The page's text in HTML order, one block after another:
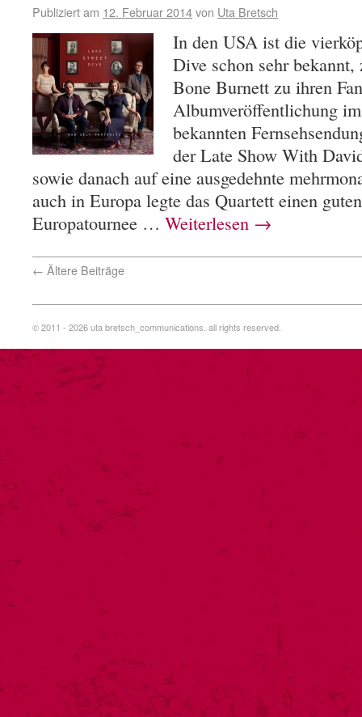
Publiziert am 12. Februar 2014von Uta Bretsch
In den USA ist die
Dive schon sehr
Bone Burnett zu ihren
Albumveröffentlichung
bekannten
der Late Show With
sowie danach auf eine ausgedehnte
auch in Europa legte das Quartett einen
Europatournee … Weiterlesen →
← Ältere Beiträge
© 2011 - 2026 uta bretsch_communications. all rights reserved.